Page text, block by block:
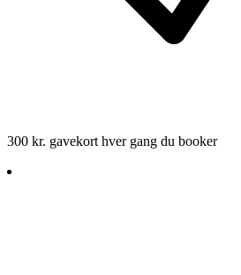
300 kr. gavekort hver gang du booker